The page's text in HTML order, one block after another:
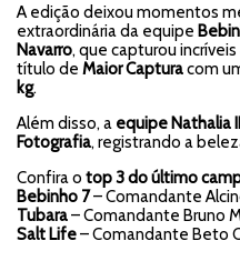
A edição deixou momentos
extraordinária da equipe
Navarro, que capturou incríveis
título de Maior Capturacom
kg.
Além disso, a equipe Nathalia II
Fotografia, registrando a
Confira o top 3 do último
Bebinho 7– Comandante
Tubara– Comandante Bruno
Salt Life– Comandante Beto